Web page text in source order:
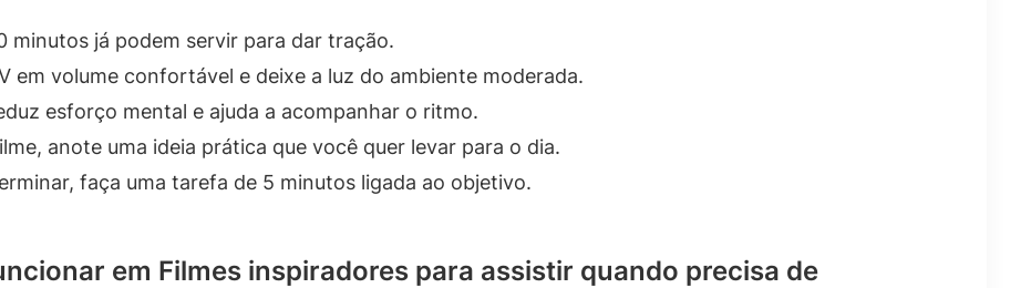
minutos já podem servir para dar tração.
em volume confortável e deixe a luz do ambiente moderada.
esforço mental e ajuda a acompanhar o ritmo.
anote uma ideia prática que você quer levar para o dia.
faça uma tarefa de 5 minutos ligada ao objetivo.
em Filmes inspiradores para assistir quando precisa de